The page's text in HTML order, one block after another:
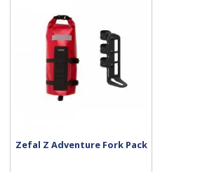
Zefal Z Adventure Fork Pack